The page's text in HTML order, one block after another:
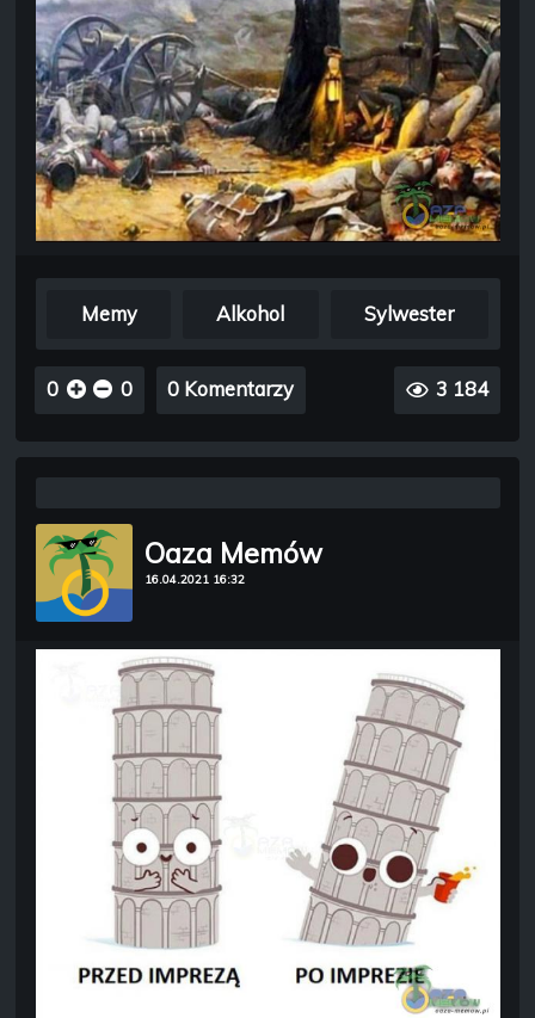
Memy Alkohol Sylwester
0 0 0 Komentarzy 3 184
Oaza Memów
16.04.2021 16:32